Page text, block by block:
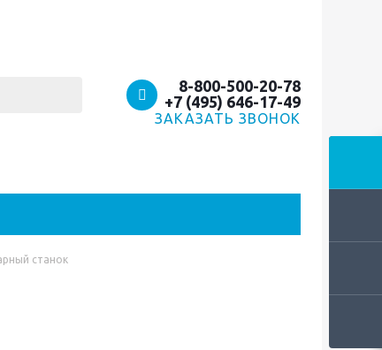
8-800-500-20-78
+7 (495) 646-17-49
ЗАКАЗАТЬ ЗВОНОК
станок